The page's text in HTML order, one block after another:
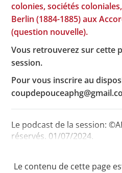
Conférences,
Critique
colonies, sociétés
Berlin (1884-1885) aux
(question nouvelle).
Vous retrouverez sur cette
session.
Pour vous inscrire au
Le podcast de la session:
réservés. 01/07/2024.
Le contenu de cette page